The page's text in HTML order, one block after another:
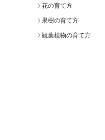
花の育て方
果樹の育て方
観葉植物の育て方